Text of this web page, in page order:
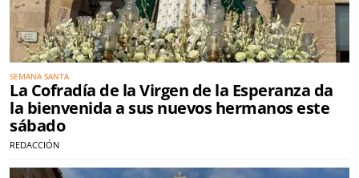
SEMANA SANTA
La Cofradía de la Virgen de la Esperanza da
la bienvenida a sus nuevos hermanos este
sábado
REDACCIÓN